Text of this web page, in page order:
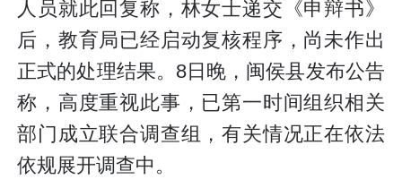
人员就此回复称，林女士递交《申辩书》
后，教育局已经启动复核程序，尚未作出
正式的处理结果。8日晚，闽侯县发布公告
称，高度重视此事，已第一时间组织相关
部门成立联合调查组，有关情况正在依法
依规展开调查中。